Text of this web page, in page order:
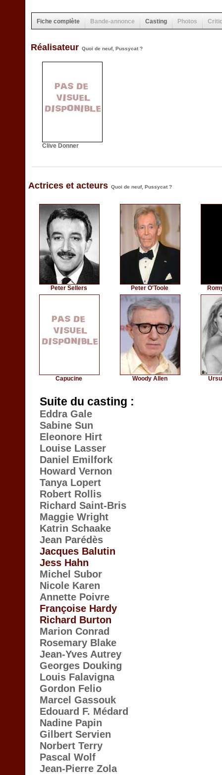
Fiche complète Bande-annonce Casting Photos
Réalisateur Quoi de neuf, Pussycat ?
Clive Donner
Actrices et acteurs Quoi de neuf, Pussycat ?
Peter Sellers Peter O'Toole
Capucine Woody Allen
Suite du casting :
Eddra Gale
Sabine Sun
Eleonore Hirt
Louise Lasser
Daniel Emilfork
Howard Vernon
Tanya Lopert
Robert Rollis
Richard Saint-Bris
Maggie Wright
Katrin Schaake
Jean Parédès
Jacques Balutin
Jess Hahn
Michel Subor
Nicole Karen
Annette Poivre
Françoise Hardy
Richard Burton
Marion Conrad
Rosemary Blake
Jean-Yves Autrey
Georges Douking
Louis Falavigna
Gordon Felio
Marcel Gassouk
Edouard F. Médard
Nadine Papin
Gilbert Servien
Norbert Terry
Pascal Wolf
Jean-Pierre Zola